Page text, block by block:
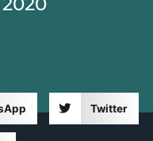
Twitter